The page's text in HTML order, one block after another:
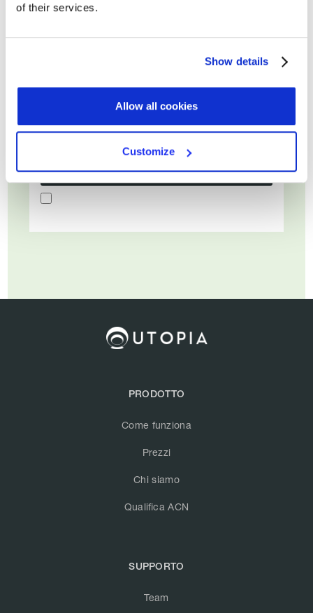
of their services.
Show details
Allow all cookies
Customize
Cognome
PRODOTTO
Come funziona
Prezzi
Chi siamo
Qualifica ACN
SUPPORTO
Team